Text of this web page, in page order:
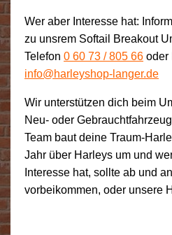
Wer aber Interesse hat:
zu unsrem Softail Breakout
Telefon 0 60 73 / 805 66 oder
info@harleyshop-langer.de
Wir unterstützen dich beim
Neu- oder
Team baut deine Traum-
Jahr über Harleys um und
Interesse hat, sollte ab und
vorbeikommen, oder unsere